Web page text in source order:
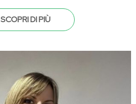
SCOPRI DI PIÙ